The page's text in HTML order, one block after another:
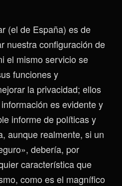
(el de España) es de
nuestra configuración de
el mismo servicio se
funciones y
la privacidad; ellos
es evidente y
informe de políticas y
aunque realmente, si un
debería, por
característica que
como es el magnífico